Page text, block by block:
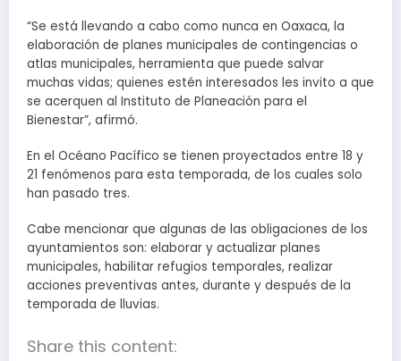
“Se está llevando a cabo como nunca en Oaxaca, la
elaboración de planes municipales de contingencias o
atlas municipales, herramienta que puede salvar
muchas vidas; quienes estén interesados les invito a que
se acerquen al Instituto de Planeación para el
Bienestar”, afirmó.
En el Océano Pacífico se tienen proyectados entre 18 y
21 fenómenos para esta temporada, de los cuales solo
han pasado tres.
Cabe mencionar que algunas de las obligaciones de los
ayuntamientos son: elaborar y actualizar planes
municipales, habilitar refugios temporales, realizar
acciones preventivas antes, durante y después de la
temporada de lluvias.
Share this content: